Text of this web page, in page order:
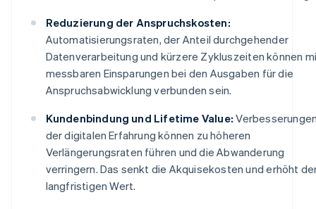
Reduzierung der Anspruchskosten:
Automatisierungsraten, der Anteil durchgehender
Datenverarbeitung und kürzere Zykluszeiten können
messbaren Einsparungen bei den Ausgaben für die
Anspruchsabwicklung verbunden sein.
Kundenbindung und Lifetime Value:
der digitalen Erfahrung können zu höheren
Verlängerungsraten führen und die Abwanderung
verringern. Das senkt die Akquisekosten und erhöht
langfristigen Wert.